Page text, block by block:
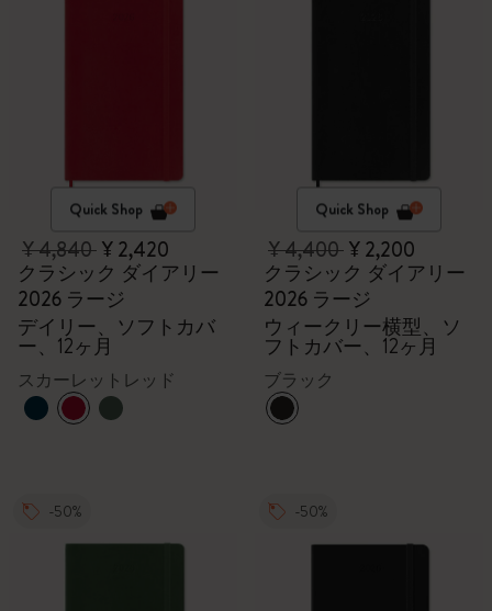
Quick Shop
¥ 4,840¥ 2,420
クラシック ダイアリー
2026 ラージ
デイリー、ソフトカバ
ー、12ヶ月
スカーレットレッド
Quick Shop
¥ 4,400¥ 2,200
クラシック ダイアリー
2026 ラージ
ウィークリー横型、ソ
フトカバー、12ヶ月
ブラック
-50% -50%